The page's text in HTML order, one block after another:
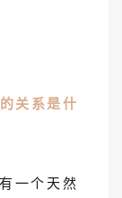
关系是什
一个天然